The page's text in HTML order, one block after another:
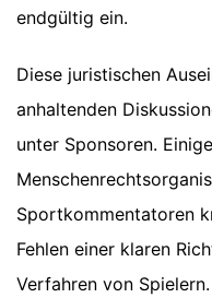
endgültig ein.
Diese juristischen
anhaltenden
unter Sponsoren. Einige
Sportkommentatoren
Fehlen einer klaren
Verfahren von